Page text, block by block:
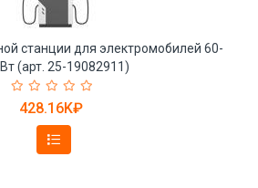
станции для электромобилей 60-
(арт. 25-19082911)
428.16K₽